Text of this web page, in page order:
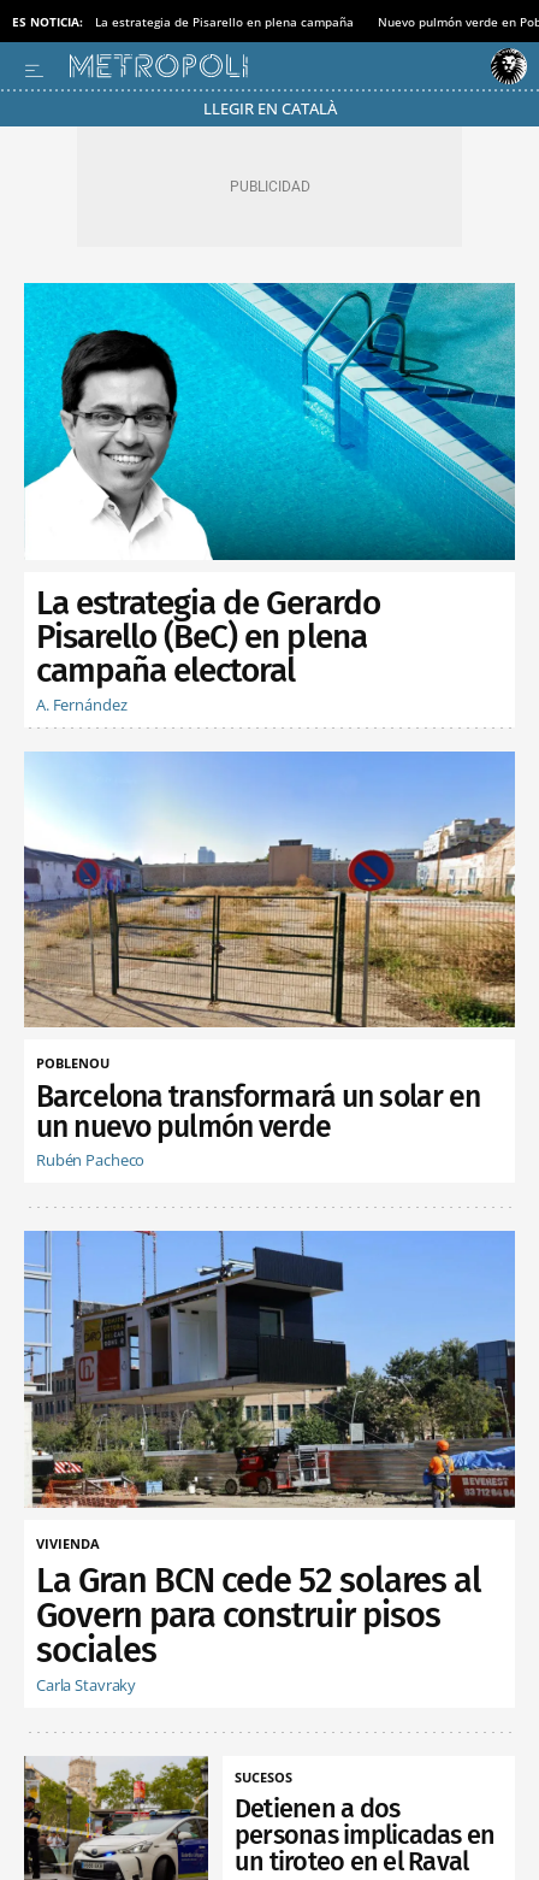
ES NOTICIA: La estrategia de Pisarello en plena campaña Nuevo pulmón verde en
LLEGIR EN CATALÀ
La estrategia de Gerardo
Pisarello (BeC) en plena
campaña electoral
A. Fernández
POBLENOU
Barcelona transformará un solar en
un nuevo pulmón verde
Rubén Pacheco
VIVIENDA
La Gran BCN cede 52 solares al
Govern para construir pisos
sociales
Carla Stavraky
SUCESOS
Detienen a dos
personas implicadas en
un tiroteo en el Raval